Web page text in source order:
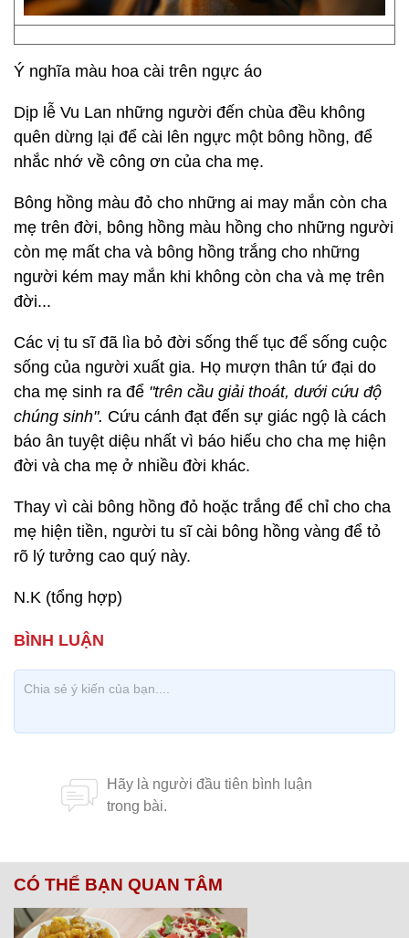
Ý nghĩa màu hoa cài trên ngực áo
Dịp lễ Vu Lan những người đến chùa đều không
quên dừng lại để cài lên ngực một bông hồng, để
nhắc nhớ về công ơn của cha mẹ.
Bông hồng màu đỏ cho những ai may mắn còn cha
mẹ trên đời, bông hồng màu hồng cho những người
còn mẹ mất cha và bông hồng trắng cho những
người kém may mắn khi không còn cha và mẹ trên
đời...
Các vị tu sĩ đã lìa bỏ đời sống thế tục để sống cuộc
sống của người xuất gia. Họ mượn thân tứ đại do
cha mẹ sinh ra để "trên cầu giải thoát, dưới cứu độ
chúng sinh". Cứu cánh đạt đến sự giác ngộ là cách
báo ân tuyệt diệu nhất vì báo hiếu cho cha mẹ hiện
đời và cha mẹ ở nhiều đời khác.
Thay vì cài bông hồng đỏ hoặc trắng để chỉ cho cha
mẹ hiện tiền, người tu sĩ cài bông hồng vàng để tỏ
rõ lý tưởng cao quý này.
N.K (tổng hợp)
CÓ THỂ BẠN QUAN TÂM